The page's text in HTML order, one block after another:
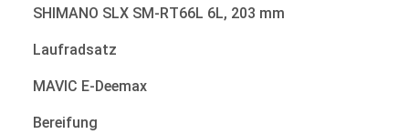
SHIMANO SLX SM-RT66L 6L, 203 mm
Laufradsatz
MAVIC E-Deemax
Bereifung